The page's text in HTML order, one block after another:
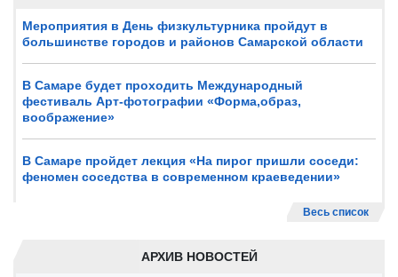
Мероприятия в День физкультурника пройдут в
большинстве городов и районов Самарской области
В Самаре будет проходить Международный
фестиваль Арт-фотографии «Форма,образ,
воображение»
В Самаре пройдет лекция «На пирог пришли соседи:
феномен соседства в современном краеведении»
Весь список
АРХИВ НОВОСТЕЙ